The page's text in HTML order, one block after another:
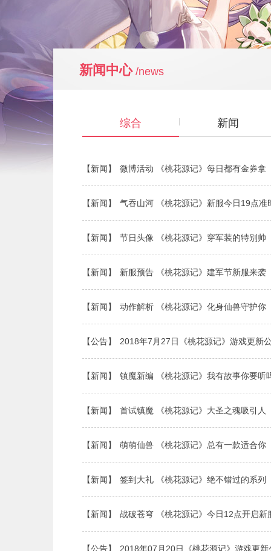
新闻中心 /news
综合 新闻
【新闻】 微博活动 《桃花源记》每日都有金券拿
【新闻】 气吞山河 《桃花源记》新服今日19点准
【新闻】 节日头像 《桃花源记》穿军装的特别帅
【新闻】 新服预告 《桃花源记》建军节新服来袭
【新闻】 动作解析 《桃花源记》化身仙兽守护你
【公告】 2018年7月27日《桃花源记》游戏更新
【新闻】 镇魔新编 《桃花源记》我有故事你要听
【新闻】 首试镇魔 《桃花源记》大圣之魂吸引人
【新闻】 萌萌仙兽 《桃花源记》总有一款适合你
【新闻】 签到大礼 《桃花源记》绝不错过的系列
【新闻】 战破苍穹 《桃花源记》今日12点开启新
【公告】 2018年07月20日《桃花源记》游戏更新